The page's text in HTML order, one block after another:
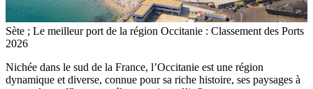
Sète ; Le meilleur port de la région Occitanie : Classement des Ports
2026
Nichée dans le sud de la France, l’Occitanie est une région
dynamique et diverse, connue pour sa riche histoire, ses paysages à